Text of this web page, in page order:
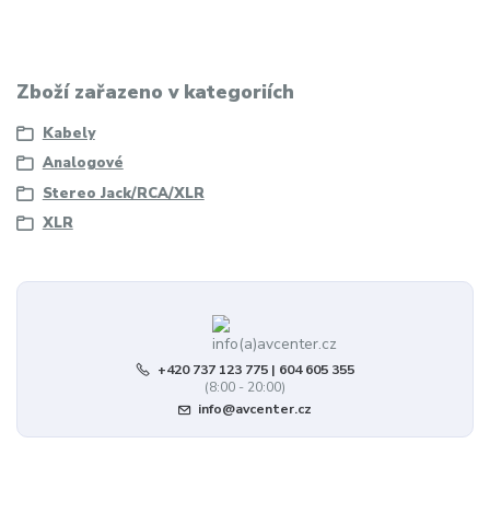
Zboží zařazeno v kategoriích
Kabely
Analogové
Stereo Jack/RCA/XLR
XLR
+420 737 123 775 | 604 605 355
(8:00 - 20:00)
info@avcenter.cz